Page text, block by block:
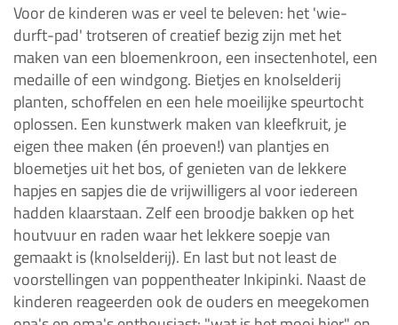
Voor de kinderen was er veel te beleven: het 'wie-
durft-pad' trotseren of creatief bezig zijn met het
maken van een bloemenkroon, een insectenhotel, een
medaille of een windgong. Bietjes en knolselderij
planten, schoffelen en een hele moeilijke speurtocht
oplossen. Een kunstwerk maken van kleefkruit, je
eigen thee maken (én proeven!) van plantjes en
bloemetjes uit het bos, of genieten van de lekkere
hapjes en sapjes die de vrijwilligers al voor iedereen
hadden klaarstaan. Zelf een broodje bakken op het
houtvuur en raden waar het lekkere soepje van
gemaakt is (knolselderij). En last but not least de
voorstellingen van poppentheater Inkipinki. Naast de
kinderen reageerden ook de ouders en meegekomen